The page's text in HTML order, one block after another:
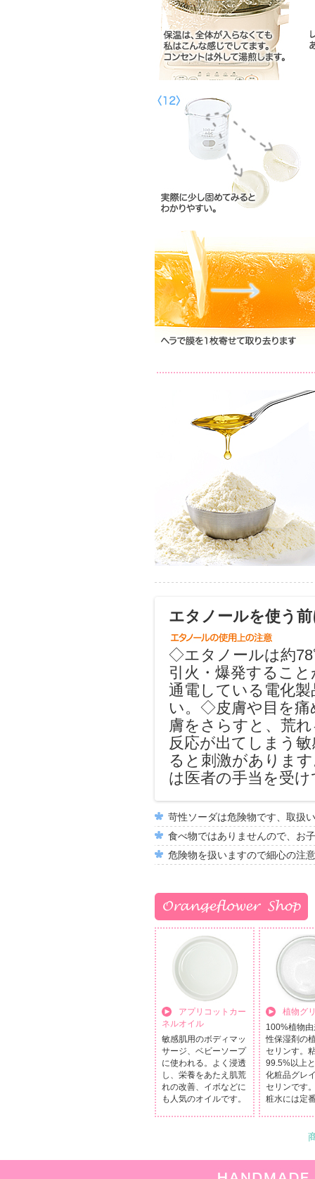
エタノールを使う
◇エタノールは約
引火・爆発するこ
通電している電化
い。◇皮膚や目を
膚をさらすと、荒
反応が出てしまう
ると刺激がありま
は医者の手当を受
苛性ソーダは危険物です、取扱
食べ物ではありませんので、お
危険物を扱いますので細心の注
アプリコットカー
ネルオイル
敏感肌用のボディマッ
サージ、ベビーソープ
に使われる。よく浸透
し、栄養をあたえ肌荒
れの改善、イボなどに
も人気のオイルです。
植物グ
100%植物
性保湿剤の
セリンす。
99.5%以上
化粧品グレ
セリンです
粧水には定